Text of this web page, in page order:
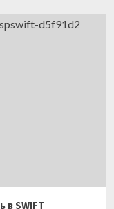
в SWIFT